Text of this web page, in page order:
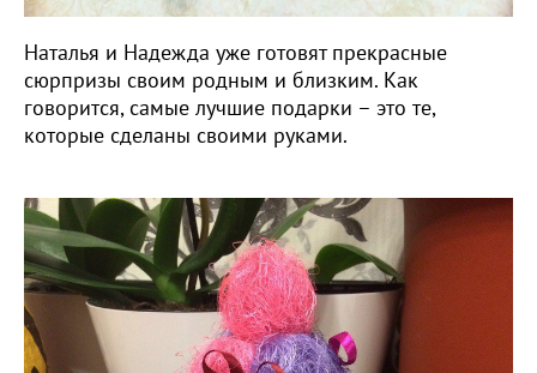
Наталья и Надежда уже готовят прекрасные
сюрпризы своим родным и близким. Как
говорится, самые лучшие подарки – это те,
которые сделаны своими руками.